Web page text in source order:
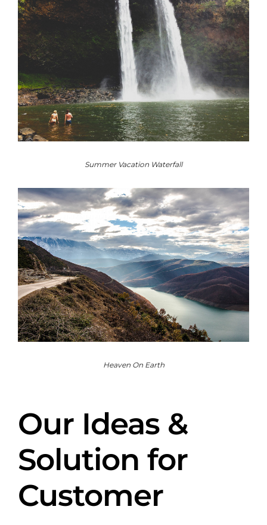
Summer Vacation Waterfall
Heaven On Earth
Our Ideas &
Solution for
Customer